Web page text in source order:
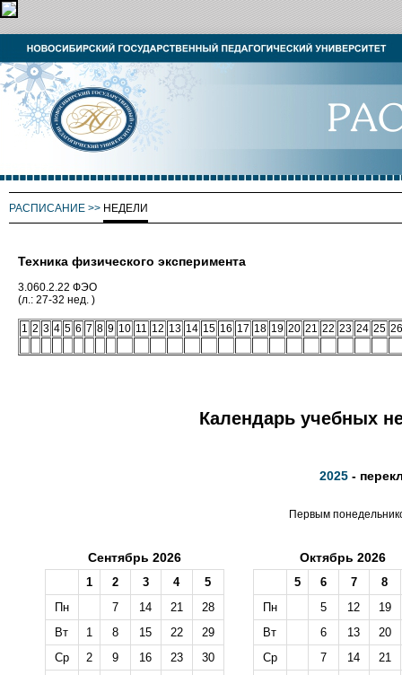
РАСПИСАНИЕ >> НЕДЕЛИ
Техника физического эксперимента
3.060.2.22 ФЭО
(л.: 27-32 нед. )
1 2 3 4 5 6 7 8 9 10 11 12 13 14 15 16 17 18 19 20 21 22 23 24 25 26
Календарь учебных
2025 -
Первым
Сентябрь 2026
1 2 3 4
5
Пн
7 14 21
28
Вт
1 8 15 22
29
Ср
2 9 16 23
30
Октябрь 2026
5 6 7
8
Пн
5 12
19
Вт
6 13
20
Ср
7 14
21